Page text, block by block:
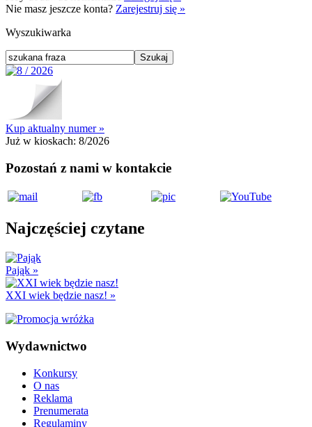
Nie masz jeszcze konta? Zarejestruj się »
Wyszukiwarka
Kup aktualny numer »
Już w kioskach: 8/2026
Pozostań z nami w kontakcie
Najczęściej czytane
Pająk »
XXI wiek będzie nasz! »
Wydawnictwo
Konkursy
O nas
Reklama
Prenumerata
Regulaminy